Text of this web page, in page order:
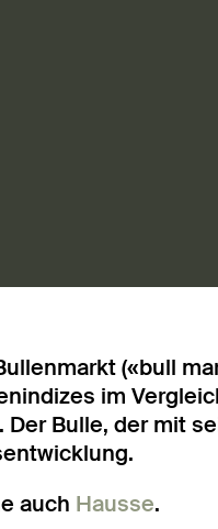
(«bull
im
Der Bulle, der mit
auch Hausse.